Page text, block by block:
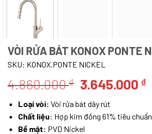
VÒI RỬA BÁT KONOX PONTE
SKU: KONOX.PONTE NICKEL
4.860.000₫ Giá
là:
4.860.000 ₫.
3.645.000 ₫
Loại vòi: Vòi rửa bát dây rút
Chất liệu: Hợp kim đồng 61% tiêu chuẩn
Bề mặt: PVD Nickel